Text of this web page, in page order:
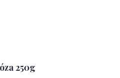
250g